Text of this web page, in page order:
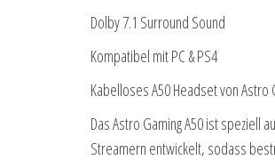
Dolby 7.1 Surround Sound
Kompatibel mit PC & PS4
Kabelloses A50 Headset von Astro
Das Astro Gaming A50 ist speziell
Streamern entwickelt, sodass